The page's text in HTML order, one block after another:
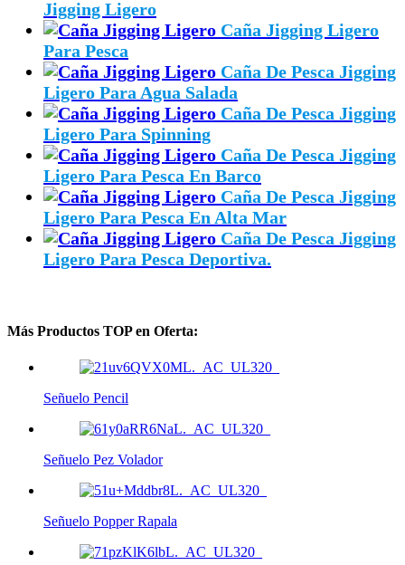
Jigging Ligero
Caña Jigging Ligero
Para Pesca
Caña De Pesca Jigging
Ligero Para Agua Salada
Caña De Pesca Jigging
Ligero Para Spinning
Caña De Pesca Jigging
Ligero Para Pesca En Barco
Caña De Pesca Jigging
Ligero Para Pesca En Alta Mar
Caña De Pesca Jigging
Ligero Para Pesca Deportiva.
Más Productos TOP en Oferta:
Señuelo Pencil
Señuelo Pez Volador
Señuelo Popper Rapala